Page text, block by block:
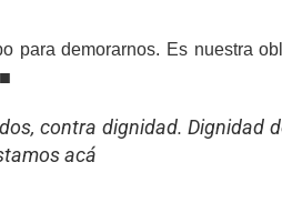
para demorarnos. Es nuestra
■
contra dignidad. Dignidad
acá